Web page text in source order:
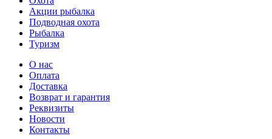
Акции рыбалка
Подводная охота
Рыбалка
Туризм
О нас
Оплата
Доставка
Возврат и гарантия
Реквизиты
Новости
Контакты